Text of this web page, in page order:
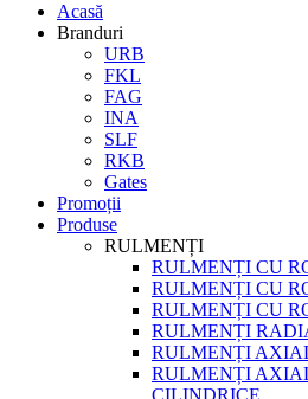
Acasă
Branduri
URB
FKL
FAG
INA
SLF
RKB
Gates
Promoții
Produse
RULMENȚI
RULMENȚI CU
RULMENȚI CU
RULMENȚI CU
RULMENȚI
RULMENȚI
RULMENȚI
CILINDRICE